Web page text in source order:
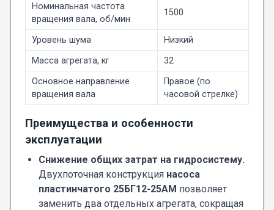
Номинальная частота
вращения вала, об/мин
1500
Уровень шума
Низкий
Масса агрегата, кг
32
Основное направление
вращения вала
Правое (по
часовой стрелке)
Преимущества и особенности
эксплуатации
Снижение общих затрат на гидросистему.
Двухпоточная конструкция насоса
пластинчатого 25БГ12-25АМ позволяет
заменить два отдельных агрегата, сокращая